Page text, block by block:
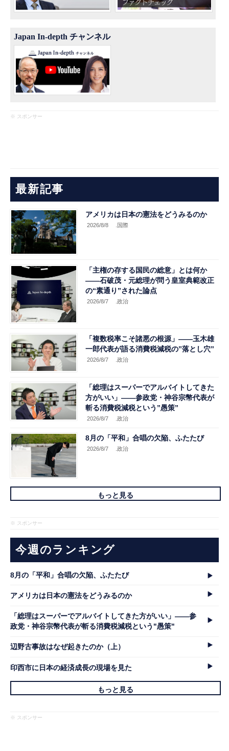
Japan In-depth チャンネル
※ スポンサー
最新記事
アメリカは日本の憲法をどうみるのか
2026/8/8 .国際
「主権の存する国民の総意」とは何か
――石破茂・元総理が問う皇室典範改正
の“素通り”された論点
2026/8/7 .政治
「複数税率こそ諸悪の根源」――玉木雄
一郎代表が語る消費税減税の”落とし穴”
2026/8/7 .政治
「総理はスーパーでアルバイトしてきた
方がいい」――参政党・神谷宗幣代表が
斬る消費税減税という”愚策”
2026/8/7 .政治
8月の「平和」合唱の欠陥、ふたたび
2026/8/7 .政治
もっと見る
※ スポンサー
今週のランキング
8月の「平和」合唱の欠陥、ふたたび
アメリカは日本の憲法をどうみるのか
「総理はスーパーでアルバイトしてきた方がいい」――参
政党・神谷宗幣代表が斬る消費税減税という"愚策"
辺野古事故はなぜ起きたのか（上）
印西市に日本の経済成長の現場を見た
もっと見る
※ スポンサー